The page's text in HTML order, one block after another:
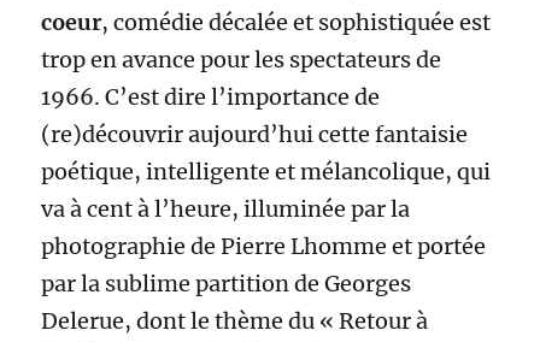
coeur, comédie décalée et sophistiquée est
trop en avance pour les spectateurs de
1966. C’est dire l’importance de
(re)découvrir aujourd’hui cette fantaisie
poétique, intelligente et mélancolique, qui
va à cent à l’heure, illuminée par la
photographie de Pierre Lhomme et portée
par la sublime partition de Georges
Delerue, dont le thème du « Retour à